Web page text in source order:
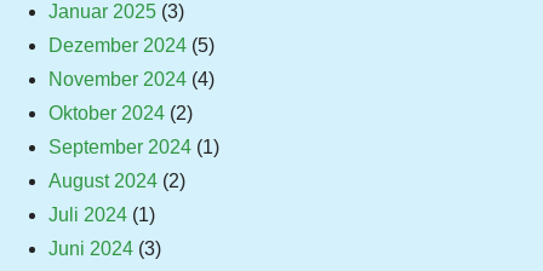
Januar 2025 (3)
Dezember 2024 (5)
November 2024 (4)
Oktober 2024 (2)
September 2024 (1)
August 2024 (2)
Juli 2024 (1)
Juni 2024 (3)